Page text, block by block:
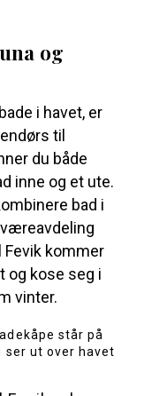
og
i havet, er
til
du både
inne og et ute.
bad i
Fevik kommer
og kose seg i
vinter.